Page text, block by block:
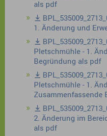
als pdf
1. Änderung und
Pletschmühle - 1.
Begründung als pdf
Pletschmühle - 1.
Zusammenfassende
2. Änderung im
als pdf